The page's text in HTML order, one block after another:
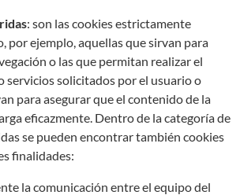
: son las cookies estrictamente
por ejemplo, aquellas que sirvan para
o las que permitan realizar el
servicios solicitados por el usuario o
para asegurar que el contenido de la
eficazmente. Dentro de la categoría de
se pueden encontrar también cookies
finalidades:
la comunicación entre el equipo del